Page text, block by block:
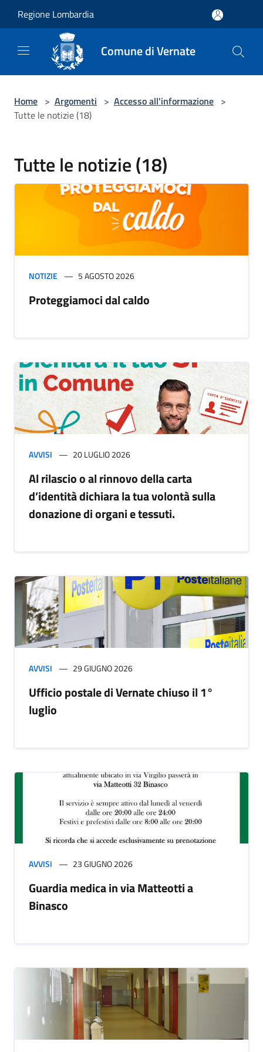
Regione Lombardia
Comune di Vernate
Home > Argomenti > Accesso all'informazione >
Tutte le notizie (18)
Tutte le notizie (18)
NOTIZIE 5 AGOSTO 2026
Proteggiamoci dal caldo
AVVISI 20 LUGLIO 2026
Al rilascio o al rinnovo della carta
d’identità dichiara la tua volontà sulla
donazione di organi e tessuti.
AVVISI 29 GIUGNO 2026
Ufficio postale di Vernate chiuso il 1°
luglio
AVVISI 23 GIUGNO 2026
Guardia medica in via Matteotti a
Binasco